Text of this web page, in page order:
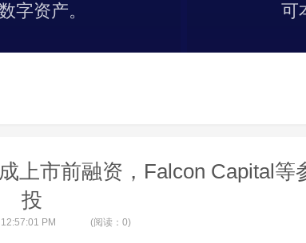
字资产。
可
上市前融资，Falcon Capital等
投
PM (阅读：0)